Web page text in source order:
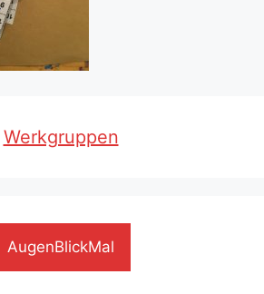
Werkgruppen
AugenBlickMal